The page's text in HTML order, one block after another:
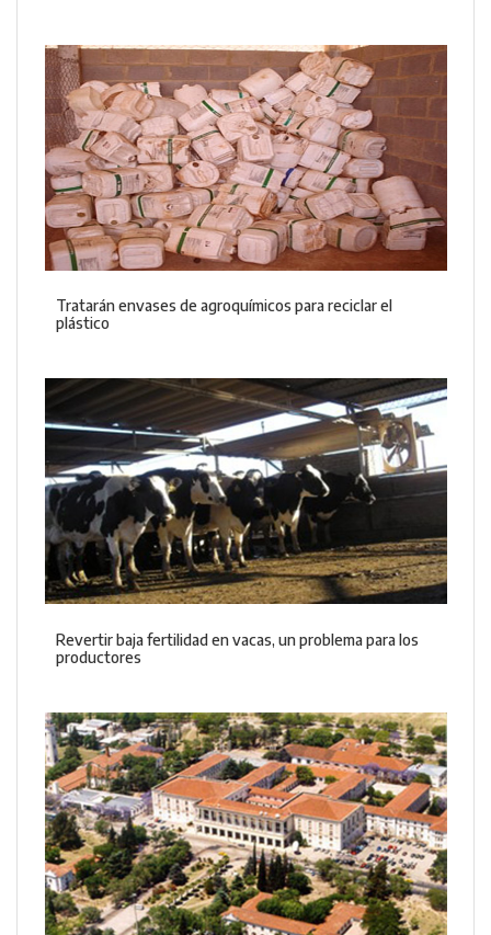
Tratarán envases de agroquímicos para reciclar el
plástico
Revertir baja fertilidad en vacas, un problema para los
productores